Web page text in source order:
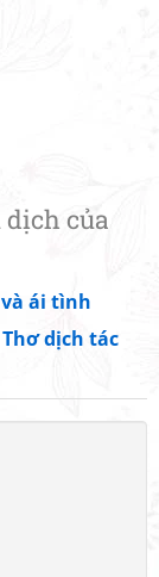
dịch của
ái tình
Thơ dịch tác